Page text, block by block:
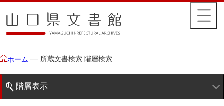
ホーム 所蔵文書検索 階層検索
階層表示